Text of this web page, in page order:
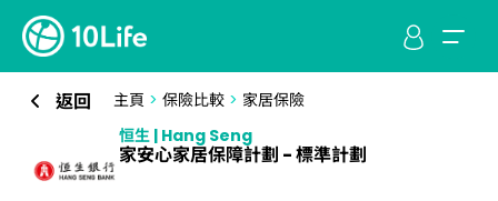
返回 主頁 > 保險比較> 家居保險
恒生 | Hang Seng
家安心家居保障計劃 - 標準計劃